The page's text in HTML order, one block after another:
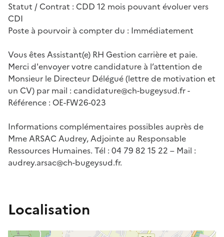
Statut / Contrat : CDD 12 mois pouvant évoluer vers
CDI
Poste à pourvoir à compter du : Immédiatement
Vous êtes Assistant(e) RH Gestion carrière et paie.
Merci d'envoyer votre candidature à l’attention de
Monsieur le Directeur Délégué (lettre de motivation et
un CV) par mail : candidature@ch-bugeysud.fr -
Référence : OE-FW26-023
Informations complémentaires possibles auprès de
Mme ARSAC Audrey, Adjointe au Responsable
Ressources Humaines. Tél : 04 79 82 15 22 – Mail :
audrey.arsac@ch-bugeysud.fr.
Localisation